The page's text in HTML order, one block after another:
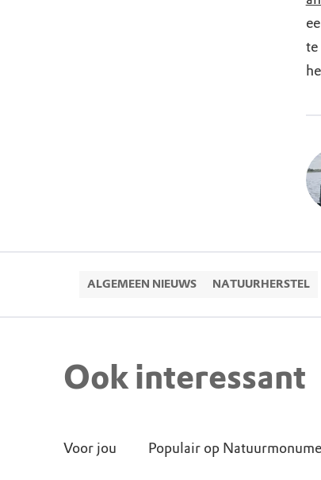
te
ALGEMEEN NIEUWS NATUURHERSTEL
Ook interessant
Voor jou Populair op